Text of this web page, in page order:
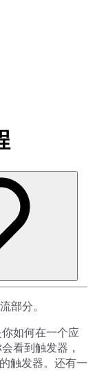
部分。
如何在一个应
看到触发器，
触发器。还有一